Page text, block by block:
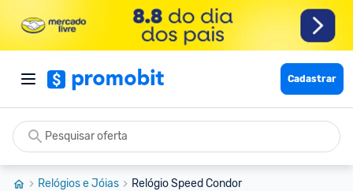
Cadastrar
Relógios e Jóias Relógio Speed Condor